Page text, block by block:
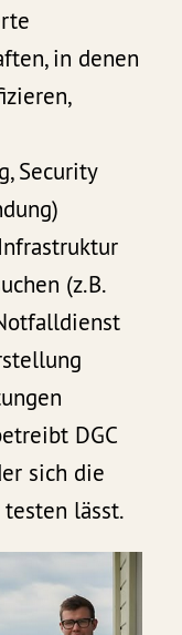
in denen
Security
(z.B.
DGC
sich die
lässt.